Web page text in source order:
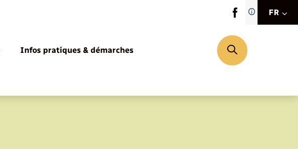
Traduction
siteFR
Infos pratiques & démarches